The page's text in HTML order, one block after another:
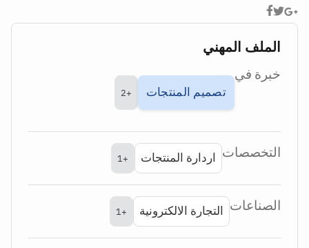
الملف المهني
خبرة في
تصميم المنتجات +2
التخصصات اردارة المنتجات +1
الصناعات التجارة الالكترونية +1